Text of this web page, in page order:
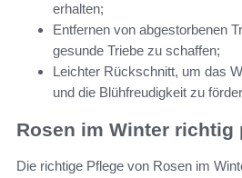
erhalten;
Entfernen von abgestorbenen
gesunde Triebe zu schaffen;
Leichter Rückschnitt, um das
und die Blühfreudigkeit zu
Rosen im Winter richtig
Die richtige Pflege von Rosen im